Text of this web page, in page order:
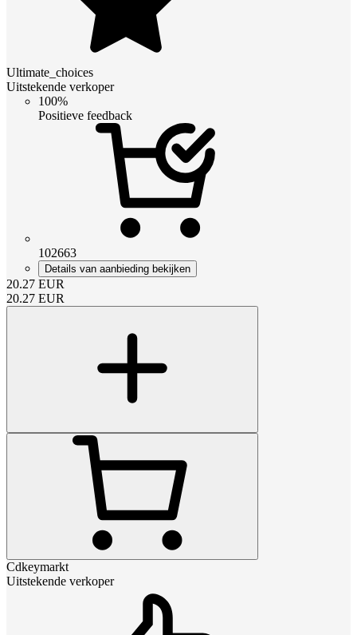
Ultimate_choices
Uitstekende verkoper
100%
Positieve feedback
102663
Details van aanbieding bekijken
20.27 EUR
20.27 EUR
Cdkeymarkt
Uitstekende verkoper